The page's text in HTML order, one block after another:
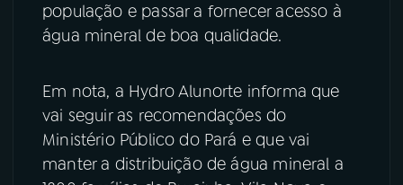
população e passar a fornecer acesso à
água mineral de boa qualidade.
Em nota, a Hydro Alunorte informa que
vai seguir as recomendações do
Ministério Público do Pará e que vai
manter a distribuição de água mineral a